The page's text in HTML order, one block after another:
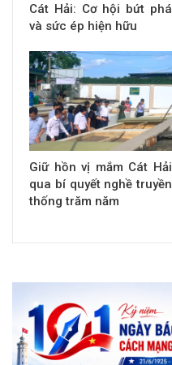
Cát Hải: Cơ hội bứt phá
và sức ép hiện hữu
Giữ hồn vị mắm Cát Hải
qua bí quyết nghề truyền
thống trăm năm